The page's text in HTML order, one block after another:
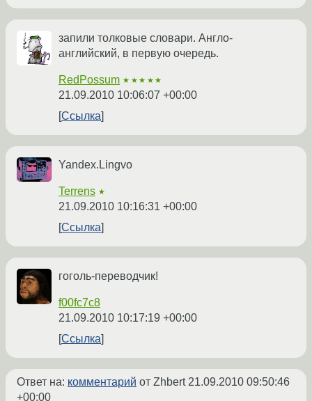
запили толковые словари. Англо-
английский, в первую очередь.
RedPossum ★★★★★
21.09.2010 10:06:07 +00:00
Ссылка
Yandex.Lingvo
Terrens ★
21.09.2010 10:16:31 +00:00
Ссылка
гоголь-переводчик!
f00fc7c8
21.09.2010 10:17:19 +00:00
Ссылка
Ответ на: комментарий от Zhbert21.09.2010 09:50:46
+00:00